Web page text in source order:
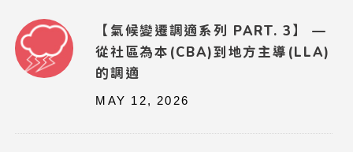
【氣候變遷調適系列 PART. 3】 —
從社區為本(CBA)到地方主導(LLA)
的調適
MAY 12, 2026